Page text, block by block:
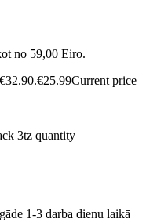
no 59,00 Eiro.
€25.99Current price
3tz quantity
1-3 darba dienu laikā